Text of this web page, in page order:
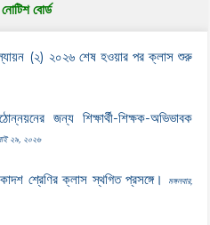
নোটিশ বোর্ড
(২) ২০২৬ শেষ হওয়ার পর ক্লাস শুরু
জন্য শিক্ষার্থী-শিক্ষক-অভিভাবক
২৯, ২০২৬
শ্রেণির ক্লাস স্থগিত প্রসঙ্গে।
মঙ্গলবার,